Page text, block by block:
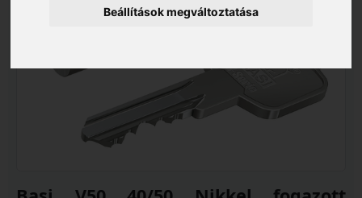
Beállítások megváltoztatása